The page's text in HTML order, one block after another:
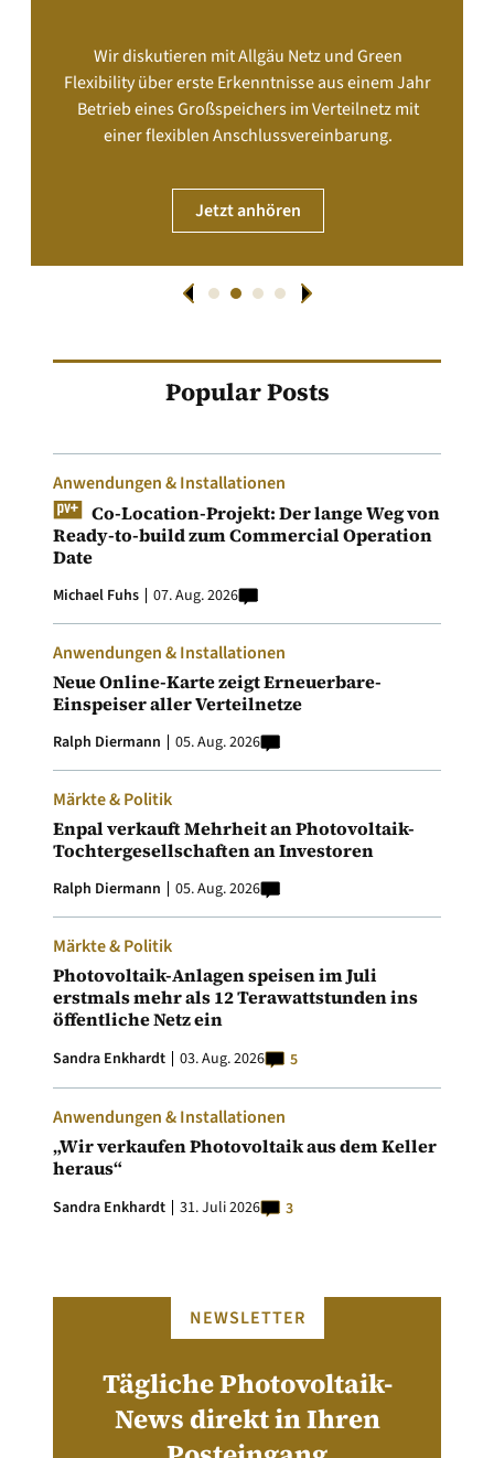
Wir diskutieren mit Allgäu Netz und Green
Flexibility über erste Erkenntnisse aus einem Jahr
Betrieb eines Großspeichers im Verteilnetz mit
einer flexiblen Anschlussvereinbarung.
Jetzt anhören
Popular Posts
Anwendungen & Installationen
Co-Location-Projekt: Der lange Weg von
Ready-to-build zum Commercial Operation
Date
Michael Fuhs 07. Aug. 2026
Anwendungen & Installationen
Neue Online-Karte zeigt Erneuerbare-
Einspeiser aller Verteilnetze
Ralph Diermann 05. Aug. 2026
Märkte & Politik
Enpal verkauft Mehrheit an Photovoltaik-
Tochtergesellschaften an Investoren
Ralph Diermann 05. Aug. 2026
Märkte & Politik
Photovoltaik-Anlagen speisen im Juli
erstmals mehr als 12 Terawattstunden ins
öffentliche Netz ein
Sandra Enkhardt 03. Aug. 2026 5
Anwendungen & Installationen
„Wir verkaufen Photovoltaik aus dem Keller
heraus“
Sandra Enkhardt 31. Juli 2026 3
NEWSLETTER
Tägliche Photovoltaik-
News direkt in Ihren